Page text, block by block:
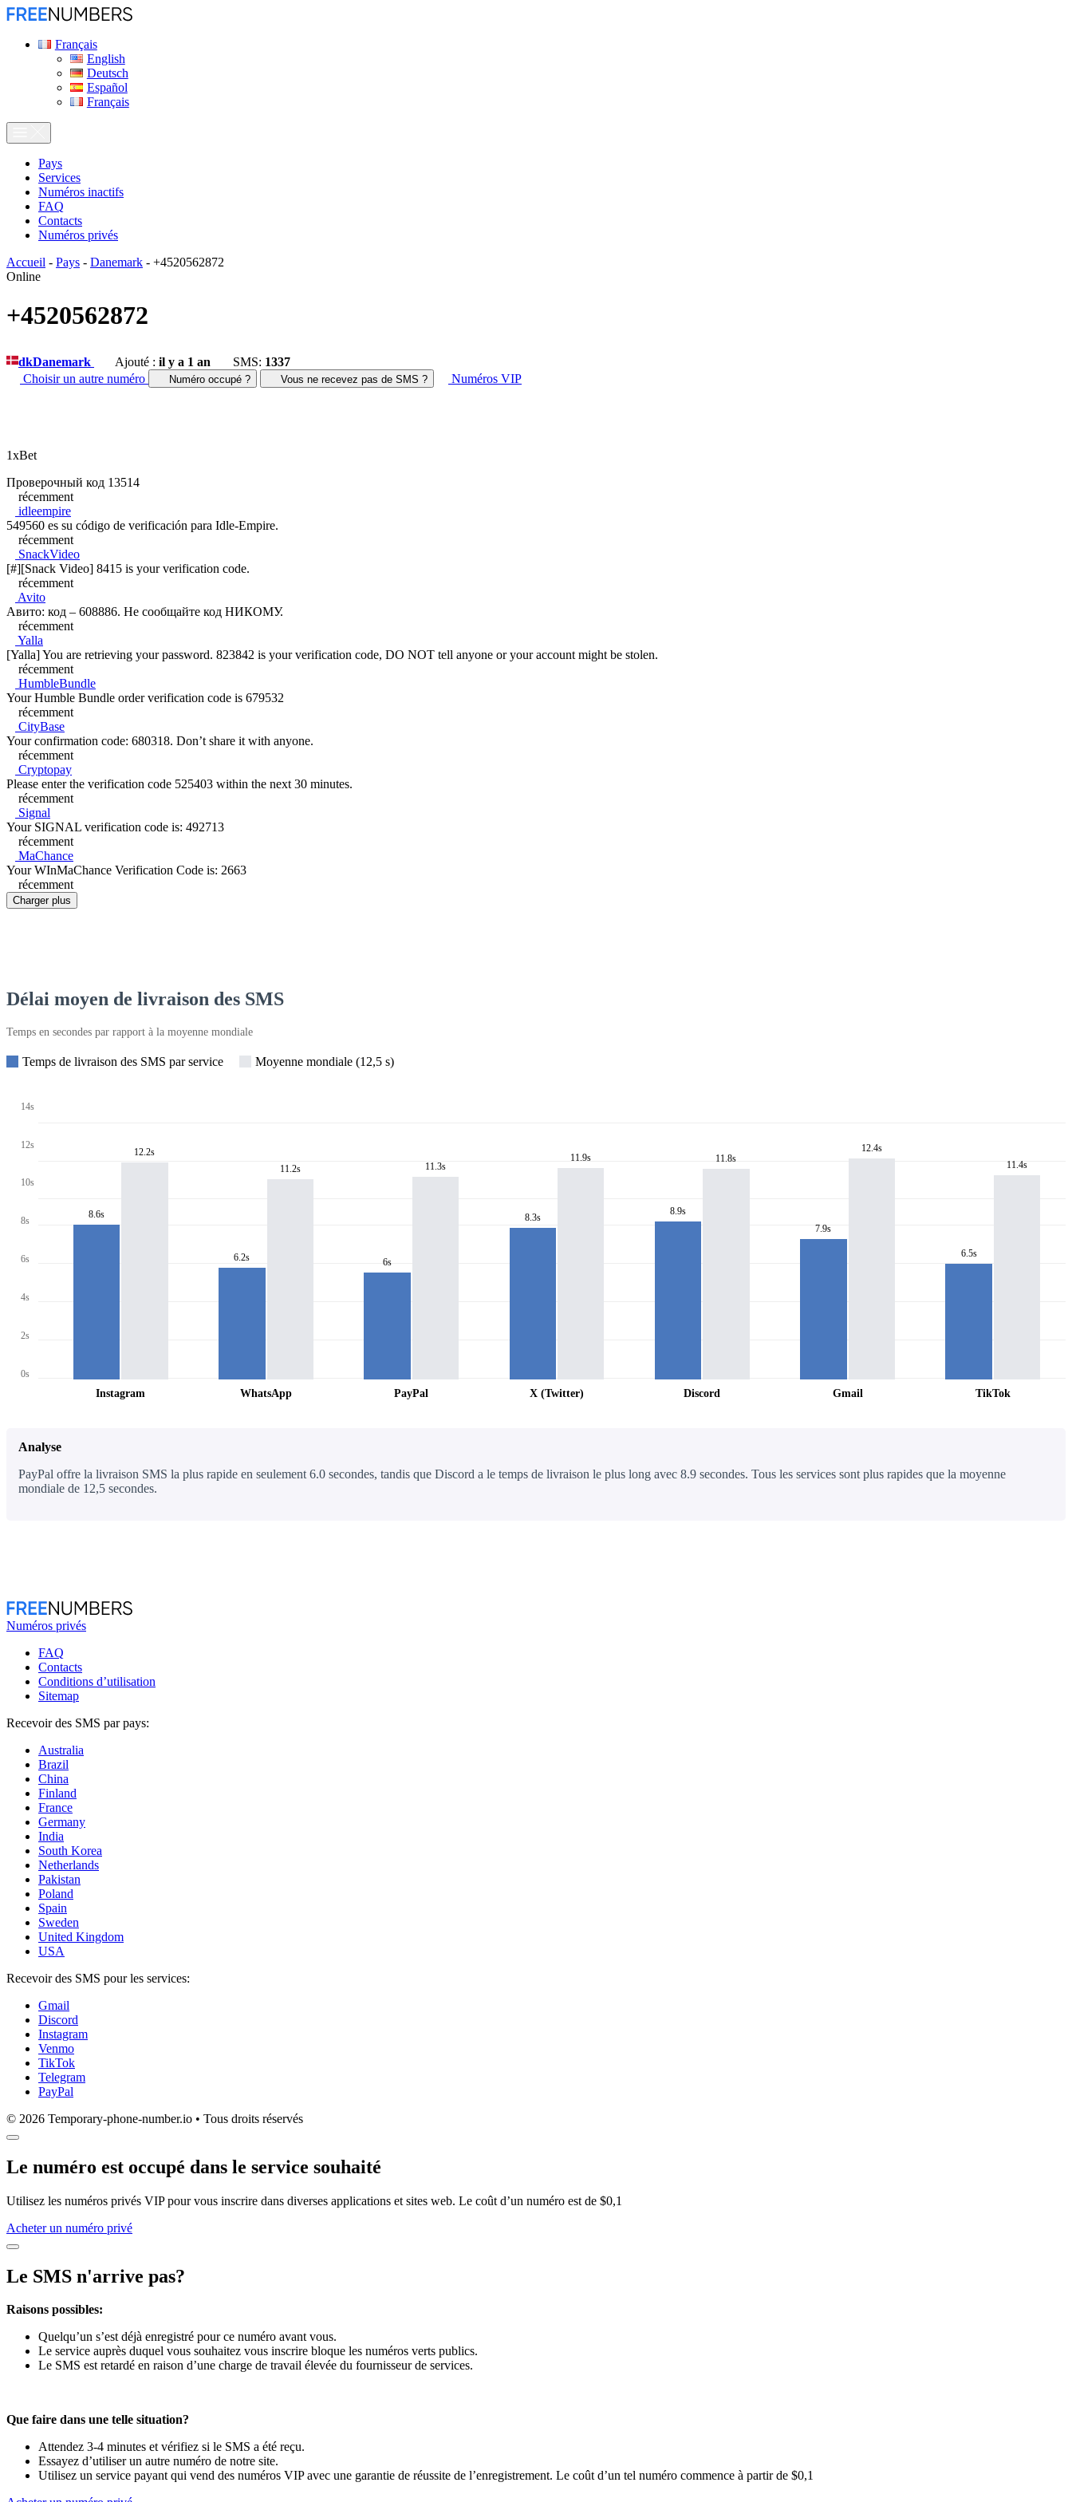
Français
English
Deutsch
Español
Français
Pays
Services
Numéros inactifs
FAQ
Contacts
Numéros privés
Accueil - Pays - Danemark - +4520562872
Online
+4520562872
dkDanemark Ajouté : il y a 1 an SMS: 1337
Choisir un autre numéro
Numéro occupé ? Vous ne recevez pas de SMS ? Numéros VIP
1xBet
Проверочный код 13514
récemment
idleempire
549560 es su código de verificación para Idle-Empire.
récemment
SnackVideo
[#][Snack Video] 8415 is your verification code.
récemment
Avito
Авито: код – 608886. Не сообщайте код НИКОМУ.
récemment
Yalla
[Yalla] You are retrieving your password. 823842 is your verification code, DO NOT tell anyone or your account might be stolen.
récemment
HumbleBundle
Your Humble Bundle order verification code is 679532
récemment
CityBase
Your confirmation code: 680318. Don’t share it with anyone.
récemment
Cryptopay
Please enter the verification code 525403 within the next 30 minutes.
récemment
Signal
Your SIGNAL verification code is: 492713
récemment
MaChance
Your WInMaChance Verification Code is: 2663
récemment
Charger plus
Délai moyen de livraison des SMS
Temps en secondes par rapport à la moyenne mondiale
Temps de livraison des SMS par service Moyenne mondiale (12,5 s)
14s
12s
10s
8s
6s
4s
2s
0s
8.6s
12.2s
Instagram
6.2s
11.2s
WhatsApp
6s
11.3s
PayPal
8.3s
11.9s
X (Twitter)
8.9s
11.8s
Discord
7.9s
12.4s
Gmail
6.5s
11.4s
TikTok
Analyse
PayPal offre la livraison SMS la plus rapide en seulement 6.0 secondes, tandis que Discord a le temps de livraison le plus long avec 8.9 secondes. Tous les services sont plus rapides que la moyenne
mondiale de 12,5 secondes.
Numéros privés
FAQ
Contacts
Conditions d’utilisation
Sitemap
Recevoir des SMS par pays:
Australia
Brazil
China
Finland
France
Germany
India
South Korea
Netherlands
Pakistan
Poland
Spain
Sweden
United Kingdom
USA
Recevoir des SMS pour les services:
Gmail
Discord
Instagram
Venmo
TikTok
Telegram
PayPal
© 2026 Temporary-phone-number.io • Tous droits réservés
Le numéro est occupé dans le service souhaité
Utilisez les numéros privés VIP pour vous inscrire dans diverses applications et sites web. Le coût d’un numéro est de $0,1
Acheter un numéro privé
Le SMS n'arrive pas?
Raisons possibles:
Quelqu’un s’est déjà enregistré pour ce numéro avant vous.
Le service auprès duquel vous souhaitez vous inscrire bloque les numéros verts publics.
Le SMS est retardé en raison d’une charge de travail élevée du fournisseur de services.
Que faire dans une telle situation?
Attendez 3-4 minutes et vérifiez si le SMS a été reçu.
Essayez d’utiliser un autre numéro de notre site.
Utilisez un service payant qui vend des numéros VIP avec une garantie de réussite de l’enregistrement. Le coût d’un tel numéro commence à partir de $0,1